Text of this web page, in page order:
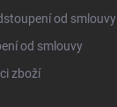
od smlouvy
od smlouvy
zboží